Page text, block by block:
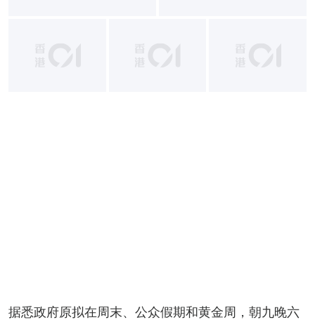
据悉政府原拟在周末、公众假期和黄金周，朝九晚六